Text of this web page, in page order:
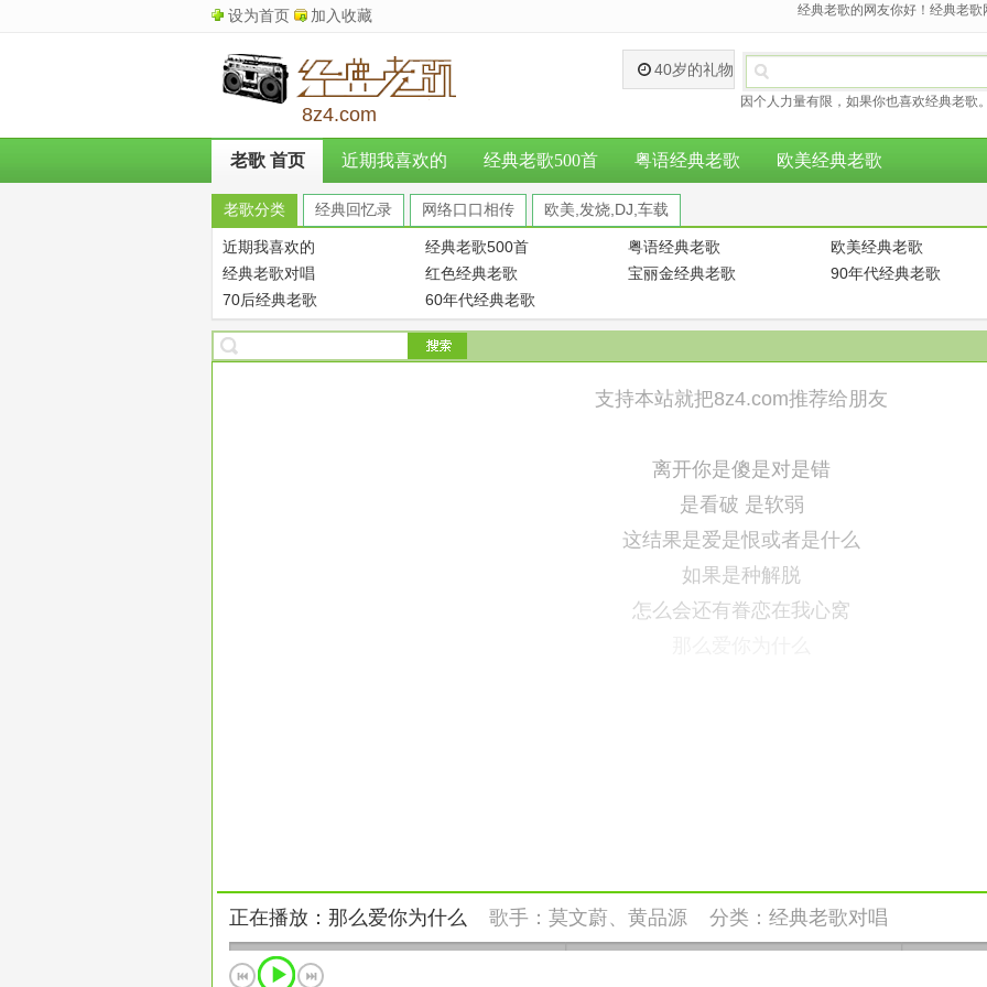
设为首页 加入收藏 经典老歌的网友你好！经典老
8z4.com
40岁的礼物
因个人力量有限，如果你也喜欢经典老歌
老歌 首页 近期我喜欢的 经典老歌500首 粤语经典老歌 欧美经典老歌
老歌分类 经典回忆录 网络口口相传 欧美,发烧,DJ,车载
近期我喜欢的 经典老歌500首 粤语经典老歌 欧美经典老歌
经典老歌对唱
红色经典老歌 宝丽金经典老歌 90年代经典老歌
70后经典老歌
60年代经典老歌
支持本站就把8z4.com推荐给朋友
离开你是傻是对是错
是看破 是软弱
这结果是爱是恨或者是什么
如果是种解脱
怎么会还有眷恋在我心窝
正在播放：那么爱你为什么 歌手： 莫文蔚、黄品源 分类： 经典老歌对唱